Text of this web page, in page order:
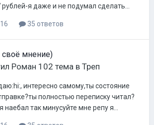
я даже и не подумал сделать...
35 ответов
мнение)
Роман 102 тема в Треп
интересно самому,ты состояние
полностью переписку читал?
наебал так минусуйте мне репу я...